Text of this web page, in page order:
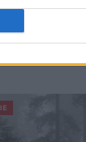
Sud : 63
soixante-trois
près du Cap, a